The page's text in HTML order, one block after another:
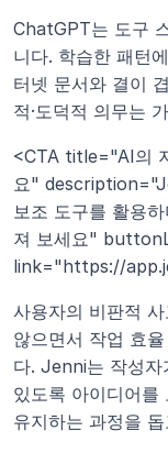
ChatGPT는 도구
니다. 학습한 패턴
터넷 문서와 결이
적·도덕적 의무는
<CTA title="AI의
요"
보조 도구를 활용
져 보세요"
link="https://
사용자의 비판적
않으면서 작업 효
다. Jenni는 작성자
있도록 아이디어를
유지하는 과정을